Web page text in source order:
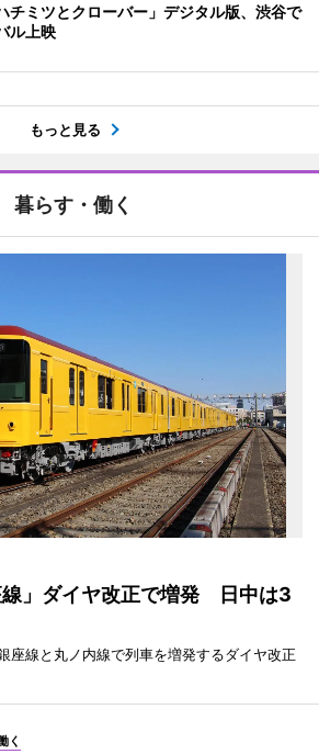
チミツとクローバー」デジタル版、渋谷で
ル上映
もっと見る
暮らす・働く
線」ダイヤ改正で増発 日中は3
座線と丸ノ内線で列車を増発するダイヤ改正
く